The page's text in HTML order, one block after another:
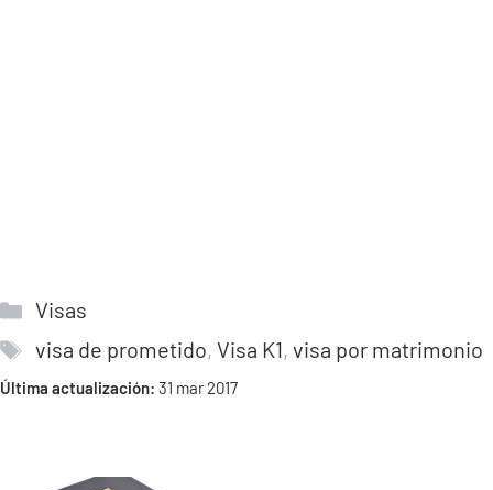
Categorías
Visas
Etiquetas
visa de prometido, Visa K1, visa por matrimonio
Última actualización: 31 mar 2017